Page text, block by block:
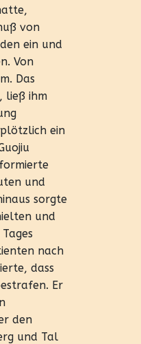
von
ein und
Von
Das
ließ ihm
ein
und
sorgte
und
nach
dass
Er
den
und Tal